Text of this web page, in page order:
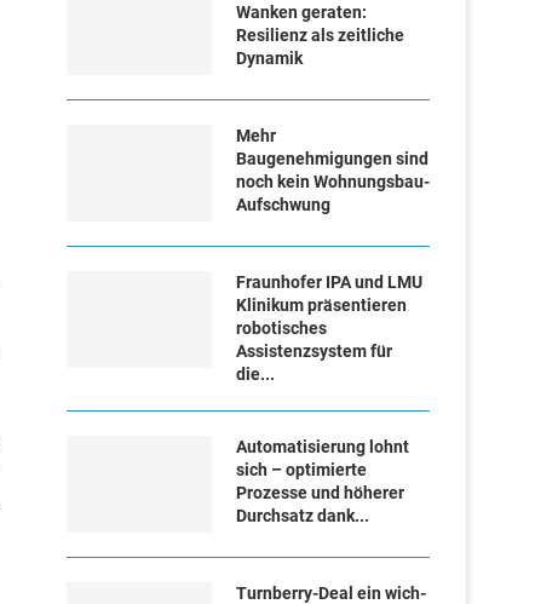
Wanken geraten:
Resilienz als zeitliche
Dynamik
Mehr
Baugenehmigungen sind
noch kein Wohnungsbau-
Aufschwung
Fraunhofer IPA und LMU
Klinikum präsentieren
robotisches
Assistenzsystem für
die...
Automatisierung lohnt
sich – optimierte
Prozesse und höherer
Durchsatz dank...
Turn­ber­ry-Deal ein wich­